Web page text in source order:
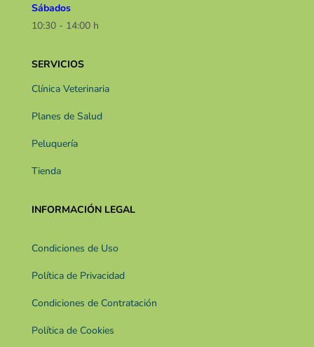
Sábados
10:30 - 14:00 h​​
SERVICIOS
Clínica Veterinaria
Planes de Salud
Peluquería
Tienda
INFORMACIÓN LEGAL
Condiciones de Uso
Política de Privacidad
Condiciones de Contratación
Política de Cookies